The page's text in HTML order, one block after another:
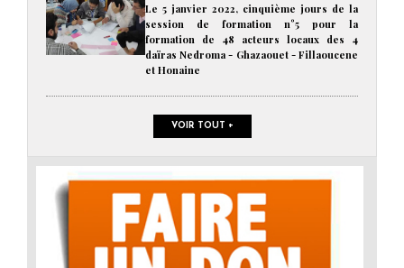
Le 5 janvier 2022, cinquième jours de la
session de formation n°5 pour la
formation de 48 acteurs locaux des 4
daïras Nedroma - Ghazaouet - Fillaoucene
et Honaine
VOIR TOUT +